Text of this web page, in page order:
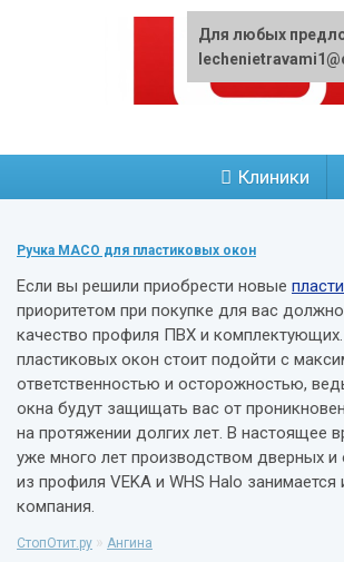
Клиники
Ручка MACO для пластиковых окон
Если вы решили приобрести новые
приоритетом при покупке для вас
качество профиля ПВХ и
пластиковых окон стоит подойти с
ответственностью и осторожностью,
окна будут защищать вас от
на протяжении долгих лет. В настоящее
уже много лет производством дверных и
из профиля VEKA и WHS Halo занимается
компания.
СтопОтит.ру » Ангина
Для любых